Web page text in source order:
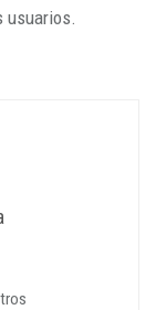
usuarios.